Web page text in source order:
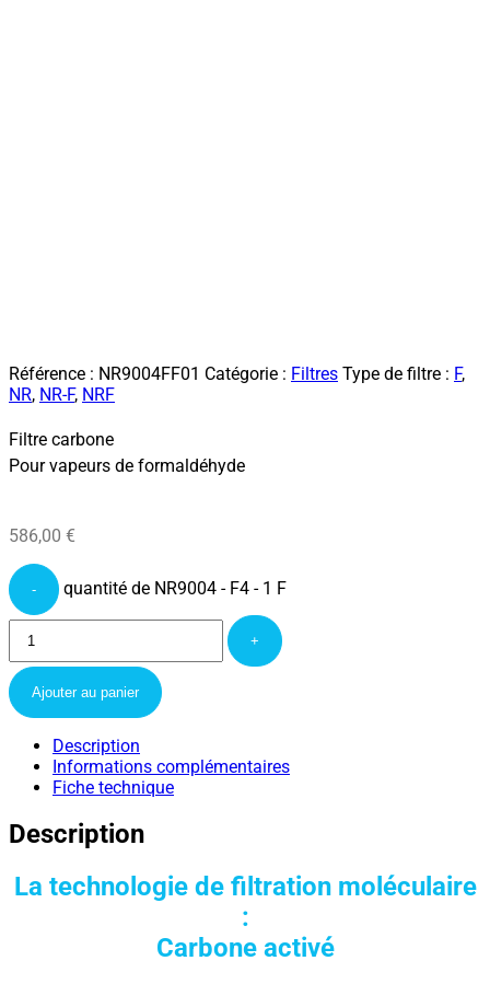
Référence : NR9004FF01 Catégorie : Filtres Type de filtre : F,
NR, NR-F, NRF
Filtre carbone
Pour vapeurs de formaldéhyde
586,00 €
- quantité de NR9004 - F4 - 1 F
+
Ajouter au panier
Description
Informations complémentaires
Fiche technique
Description
La technologie de filtration moléculaire
:
Carbone activé